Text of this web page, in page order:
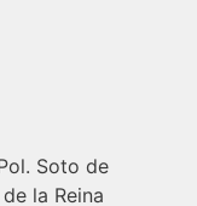
Soto de
la Reina